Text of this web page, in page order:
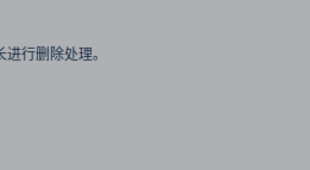
行删除处理。